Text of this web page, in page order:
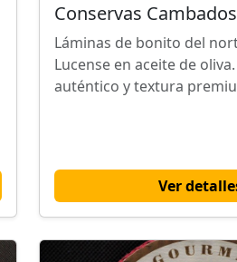
Conservas Cambados
Láminas de bonito del
Lucense en aceite de
auténtico y textura
Ver